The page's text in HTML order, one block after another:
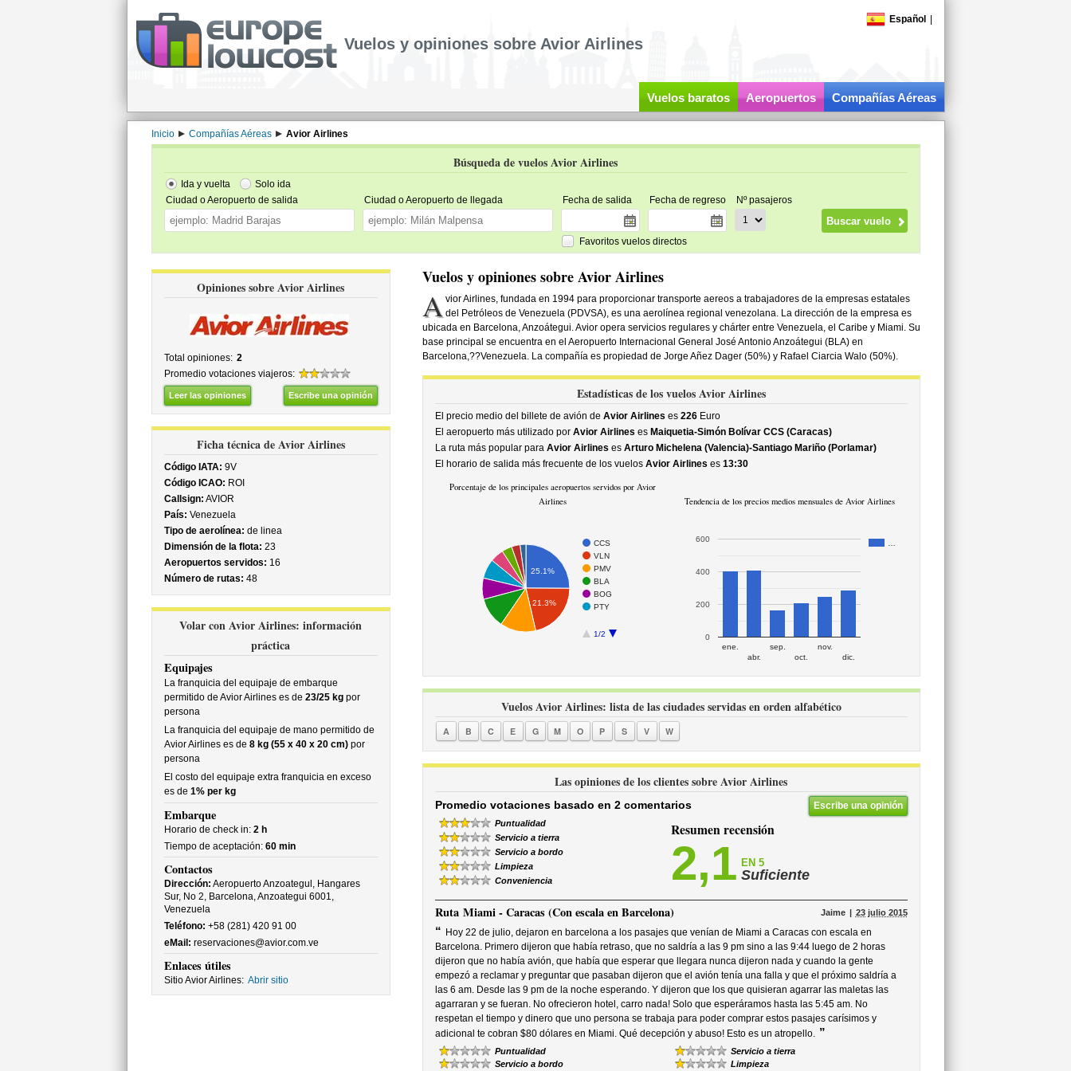
Español
Vuelos y opiniones sobre Avior Airlines
Vuelos baratos Aeropuertos Compañías Aéreas
Inicio Compañías Aéreas Avior Airlines
Búsqueda de vuelos Avior Airlines
Ida y vuelta
Solo ida
Ciudad o Aeropuerto de salida
Ciudad o Aeropuerto de llegada Fecha de salida Fecha de regreso Nº pasajeros
Favoritos vuelos directos
Opiniones sobre Avior Airlines
Total opiniones: 2
Promedio votaciones viajeros:
Leer las opiniones Escribe una opinión
Ficha técnica de Avior Airlines
Código IATA: 9V
Código ICAO: ROI
Callsign: AVIOR
País: Venezuela
Tipo de aerolínea: de linea
Dimensión de la flota: 23
Aeropuertos servidos: 16
Número de rutas: 48
Volar con Avior Airlines: información
práctica
Equipajes
La franquicia del equipaje de embarque
permitido de Avior Airlines es de 23/25 kgpor
persona
La franquicia del equipaje de mano permitido de
Avior Airlines es de 8 kg (55 x 40 x 20 cm)por
persona
El costo del equipaje extra franquicia en exceso
es de 1% per kg
Embarque
Horario de check in: 2 h
Tiempo de aceptación: 60 min
Contactos
Dirección: Aeropuerto Anzoategul, Hangares
Sur, No 2, Barcelona, Anzoategui 6001,
Venezuela
Teléfono: +58 (281) 420 91 00
eMail: reservaciones@avior.com.ve
Enlaces útiles
Sitio Avior Airlines: Abrir sitio
Vuelos y opiniones sobre Avior Airlines
A vior Airlines, fundada en 1994 para proporcionar transporte aereos a trabajadores de la empresas estatales
del Petróleos de Venezuela (PDVSA), es una aerolínea regional venezolana. La dirección de la empresa es
ubicada en Barcelona, Anzoátegui. Avior opera servicios regulares y chárter entre Venezuela, el Caribe y Miami. Su
base principal se encuentra en el Aeropuerto Internacional General José Antonio Anzoátegui (BLA) en
Barcelona,??Venezuela. La compañía es propiedad de Jorge Añez Dager (50%) y Rafael Ciarcia Walo (50%).
Estadísticas de los vuelos Avior Airlines
El precio medio del billete de avión de Avior Airlines es 226Euro
El aeropuerto más utilizado por Avior Airlines es Maiquetia-Simón Bolívar CCS (Caracas)
La ruta más popular para Avior Airlines es Arturo Michelena (Valencia)-Santiago Mariño (Porlamar)
El horario de salida más frecuente de los vuelos Avior Airlines es 13:30
Porcentaje de los principales aeropuertos servidos por Avior
Airlines
CCS
VLN
PMV
BLA
BOG
PTY
1/2
25.1%
21.3%
Tendencia de los precios medios mensuales de Avior Airlines
ene.
abr.
sep.
oct.
nov.
dic.
0
200
400
600
Vuelos Avior Airlines: lista de las ciudades servidas en orden alfabético
A B C E G M O P S V W
Las opiniones de los clientes sobre Avior Airlines
Escribe una opinión
Promedio votaciones basado en 2 comentarios
Puntualidad
Servicio a tierra
Servicio a bordo
Limpieza
Conveniencia
Resumen recensión
2,1 EN 5
Suficiente
Ruta Miami - Caracas (Con escala en Barcelona) Jaime 23 julio 2015
“ Hoy 22 de julio, dejaron en barcelona a los pasajes que venían de Miami a Caracas con escala en
Barcelona. Primero dijeron que había retraso, que no saldría a las 9 pm sino a las 9:44 luego de 2 horas
dijeron que no había avión, que había que esperar que llegara nunca dijeron nada y cuando la gente
empezó a reclamar y preguntar que pasaban dijeron que el avión tenía una falla y que el próximo saldría a
las 6 am. Desde las 9 pm de la noche esperando. Y dijeron que los que quisieran agarrar las maletas las
agarraran y se fueran. No ofrecieron hotel, carro nada! Solo que esperáramos hasta las 5:45 am. No
respetan el tiempo y dinero que uno persona se trabaja para poder comprar estos pasajes carísimos y
adicional te cobran $80 dólares en Miami. Qué decepción y abuso! Esto es un atropello. ”
Puntualidad
Servicio a tierra
Servicio a bordo
Limpieza